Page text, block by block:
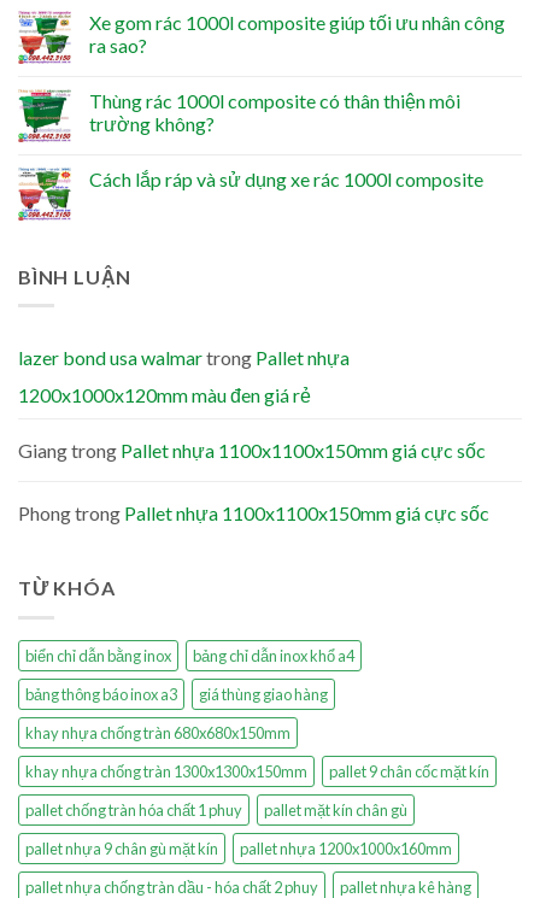
Xe gom rác 1000l composite giúp tối ưu nhân công
ra sao?
Thùng rác 1000l composite có thân thiện môi
trường không?
Cách lắp ráp và sử dụng xe rác 1000l composite
BÌNH LUẬN
lazer bond usa walmartrong Pallet nhựa
1200x1000x120mm màu đen giá rẻ
Giangtrong Pallet nhựa 1100x1100x150mm giá cực sốc
Phongtrong Pallet nhựa 1100x1100x150mm giá cực sốc
TỪ KHÓA
biển chỉ dẫn bằng inox
bảng chỉ dẫn inox khổ a4
bảng thông báo inox a3
giá thùng giao hàng
khay nhựa chống tràn 680x680x150mm
khay nhựa chống tràn 1300x1300x150mm
pallet 9 chân cốc mặt kín
pallet chống tràn hóa chất 1 phuy
pallet mặt kín chân gù
pallet nhựa 9 chân gù mặt kín
pallet nhựa 1200x1000x160mm
pallet nhựa chống tràn dầu - hóa chất 2 phuy
pallet nhựa kê hàng